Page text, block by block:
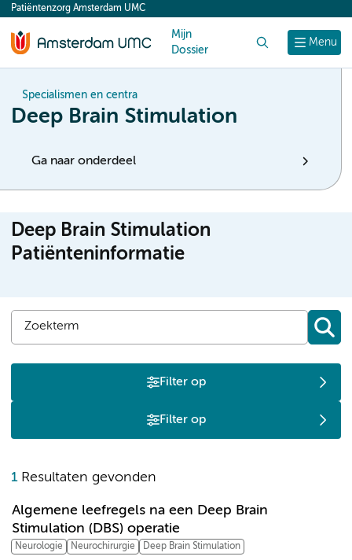
content
Menu
Patiëntenzorg Amsterdam UMC
Mijn
Dossier
Specialismen en centra
Deep Brain Stimulation
Ga naar onderdeel
Deep Brain Stimulation
Patiënteninformatie
Filter op
Filter op
1Resultaten gevonden
Algemene leefregels na een Deep Brain
Stimulation (DBS) operatie
Neurologie Neurochirurgie Deep Brain Stimulation